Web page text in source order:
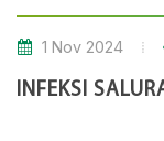
1 Nov 2024
INFEKSI